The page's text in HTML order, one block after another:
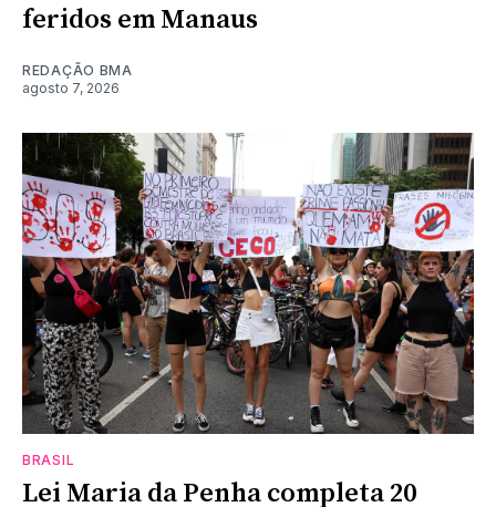
feridos em Manaus
REDAÇÃO BMA
agosto 7, 2026
BRASIL
Lei Maria da Penha completa 20